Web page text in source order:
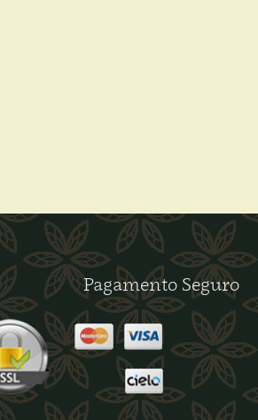
Pagamento Seguro